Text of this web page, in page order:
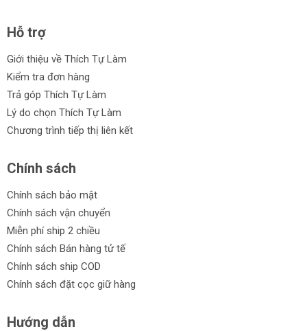
Hỗ trợ
Giới thiệu về Thích Tự Làm
Kiểm tra đơn hàng
Trả góp Thích Tự Làm
Lý do chọn Thích Tự Làm
Chương trình tiếp thị liên kết
Chính sách
Chính sách bảo mật
Chính sách vận chuyển
Miễn phí ship 2 chiều
Chính sách Bán hàng tử tế
Chính sách ship COD
Chính sách đặt cọc giữ hàng
Hướng dẫn